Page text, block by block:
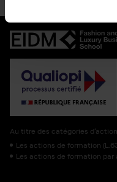
Au titre des catégories
Les actions de formation
Les actions de formation par